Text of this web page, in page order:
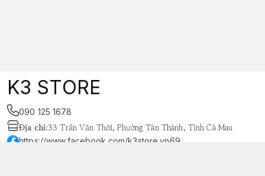
K3 STORE
090 125 1678
Địa chỉ:33 Trần Văn Thời, Phường Tân Thành, Tỉnh Cà Mau
https://www.facebook.com/k3store.vn69